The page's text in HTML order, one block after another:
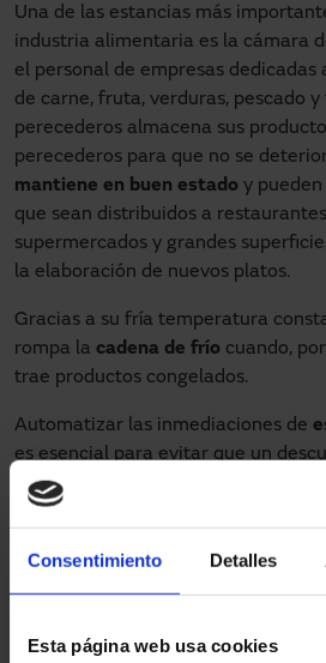
Consentimiento Detalles
Esta página web usa cookies
Una de las estancias más
industria alimentaria es la cámara
el personal de empresas
de carne, fruta, verduras, pescado
perecederos almacena sus
perecederos para que no se
mantiene en buen estado y
que sean distribuidos a
supermercados y grandes
la elaboración de nuevos platos.
Gracias a su fría temperatura
rompa la cadena de frío cuando,
trae productos congelados.
Automatizar las inmediaciones de
es esencial para evitar que un
la puerta manual genere un
temperatura que haga que los
La apertura y cierre automático de
para estas cámaras de frío, ya que